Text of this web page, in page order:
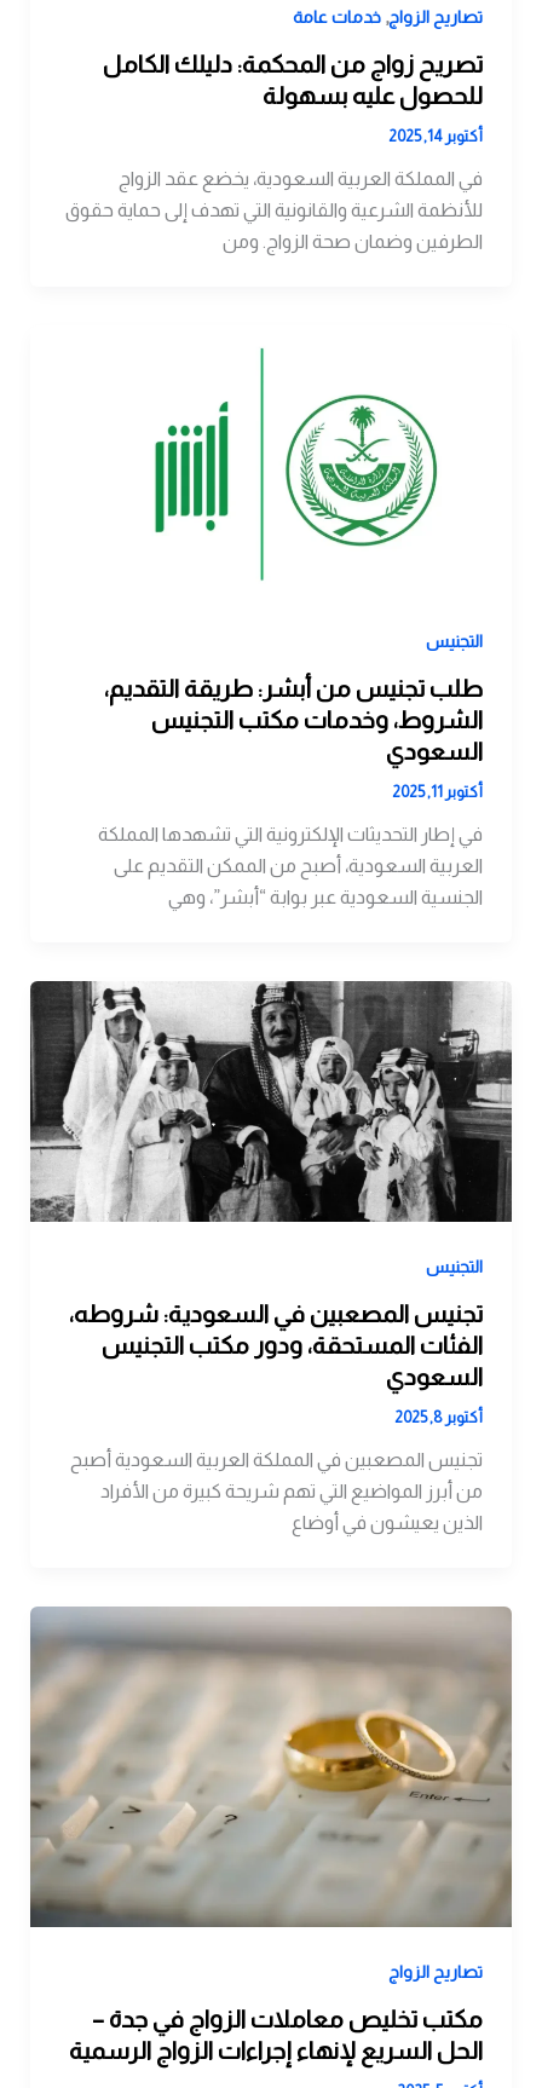
تصاريح الزواج, خدمات عامة
تصريح زواج من المحكمة: دليلك الكامل
للحصول عليه بسهولة
أكتوبر 14, 2025
في المملكة العربية السعودية، يخضع عقد الزواج
للأنظمة الشرعية والقانونية التي تهدف إلى حماية حقوق
الطرفين وضمان صحة الزواج. ومن
التجنيس
طلب تجنيس من أبشر: طريقة التقديم،
الشروط، وخدمات مكتب التجنيس
السعودي
أكتوبر 11, 2025
في إطار التحديثات الإلكترونية التي تشهدها المملكة
العربية السعودية، أصبح من الممكن التقديم على
الجنسية السعودية عبر بوابة “أبشر”، وهي
التجنيس
تجنيس المصعبين في السعودية: شروطه،
الفئات المستحقة، ودور مكتب التجنيس
السعودي
أكتوبر 8, 2025
تجنيس المصعبين في المملكة العربية السعودية أصبح
من أبرز المواضيع التي تهم شريحة كبيرة من الأفراد
الذين يعيشون في أوضاع
تصاريح الزواج
مكتب تخليص معاملات الزواج في جدة –
الحل السريع لإنهاء إجراءات الزواج الرسمية